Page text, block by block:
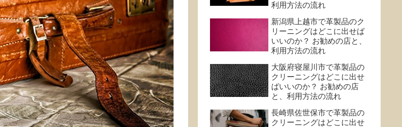
利用方法の流れ
新潟県上越市で革製品のク
リーニングはどこに出せば
いいのか？ お勧めの店と、
利用方法の流れ
大阪府寝屋川市で革製品の
クリーニングはどこに出せ
ばいいのか？ お勧めの店
と、利用方法の流れ
長崎県佐世保市で革製品の
クリーニングはどこに出せ